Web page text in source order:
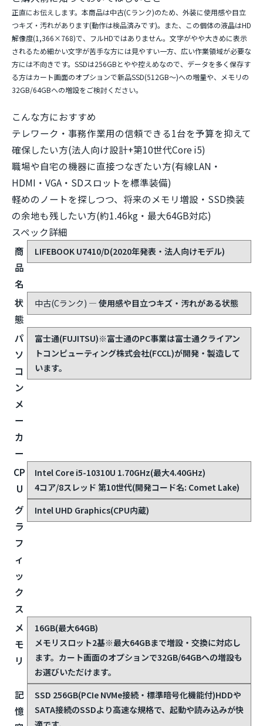
ニターまで、これ1台で直接つなげます。
メモリ16GB+将来は最大64GBまで:標準でも余裕の16GB
に加え、メモリスロット式のため最大64GBまで増設・交
換に対応。SSDの換装もできる、長く育てられる1台で
す。
ご購入前に知っておいてほしいこと
つキズ・汚れがあります(動作は検品済みです)。また、この個体の液晶はHD
解像度(1,366×768)で、フルHDではありません。文字がやや大きめに表示
されるため細かい文字が苦手な方には見やすい一方、広い作業領域が必要な
方には不向きです。SSDは256GBとやや控えめなので、データを多く保存す
る方はカート画面のオプションで新品SSD(512GB〜)への増量や、メモリの
32GB/64GBへの増設をご検討ください。
こんな方におすすめ
テレワーク・事務作業用の信頼できる1台を予算を抑えて
確保したい方(法人向け設計+第10世代Core i5)
職場や自宅の機器に直接つなぎたい方(有線LAN・
HDMI・VGA・SDスロットを標準装備)
軽めのノートを探しつつ、将来のメモリ増設・SSD換装
の余地も残したい方(約1.46kg・最大64GB対応)
スペック詳細
商
品
名
LIFEBOOK U7410/D(2020年発表・法人向けモデル)
状
態
パ
ー
カ
ー
います。
CP
U
グ
フ
ィ
ッ
ス
メ
16GB(最大64GB)